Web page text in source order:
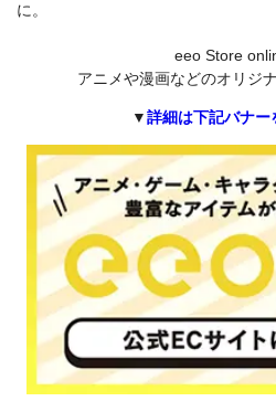
に。
eeo Store
アニメや漫画などのオリジ
▼詳細は下記バナー